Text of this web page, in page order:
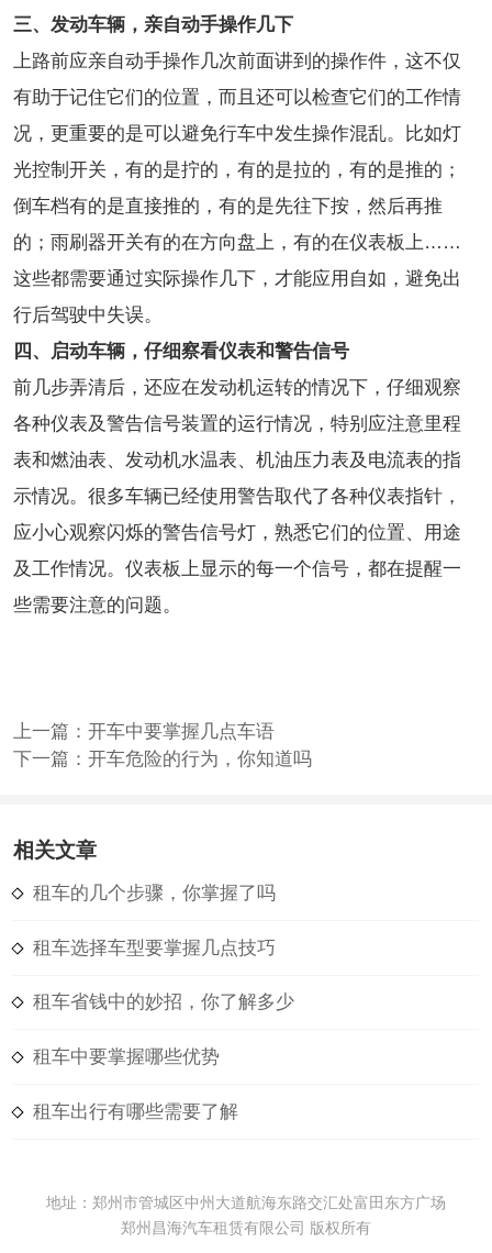
三、发动车辆，亲自动手操作几下
上路前应亲自动手操作几次前面讲到的操作件，这不仅
有助于记住它们的位置，而且还可以检查它们的工作情
况，更重要的是可以避免行车中发生操作混乱。比如灯
光控制开关，有的是拧的，有的是拉的，有的是推的；
倒车档有的是直接推的，有的是先往下按，然后再推
的；雨刷器开关有的在方向盘上，有的在仪表板上……
这些都需要通过实际操作几下，才能应用自如，避免出
行后驾驶中失误。
四、启动车辆，仔细察看仪表和警告信号
前几步弄清后，还应在发动机运转的情况下，仔细观察
各种仪表及警告信号装置的运行情况，特别应注意里程
表和燃油表、发动机水温表、机油压力表及电流表的指
示情况。很多车辆已经使用警告取代了各种仪表指针，
应小心观察闪烁的警告信号灯，熟悉它们的位置、用途
及工作情况。仪表板上显示的每一个信号，都在提醒一
些需要注意的问题。
上一篇： 开车中要掌握几点车语
下一篇： 开车危险的行为，你知道吗
相关文章
租车的几个步骤，你掌握了吗
租车选择车型要掌握几点技巧
租车省钱中的妙招，你了解多少
租车中要掌握哪些优势
租车出行有哪些需要了解
地址：郑州市管城区中州大道航海东路交汇处富田东方广场
郑州昌海汽车租赁有限公司 版权所有